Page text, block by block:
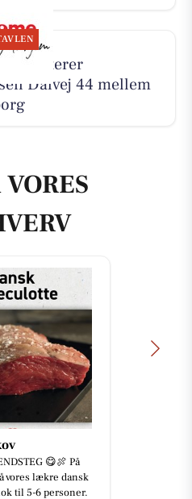
Dalvej 44 mellem
😋🍖 På
vores lækre dansk
til 5-6 personer.